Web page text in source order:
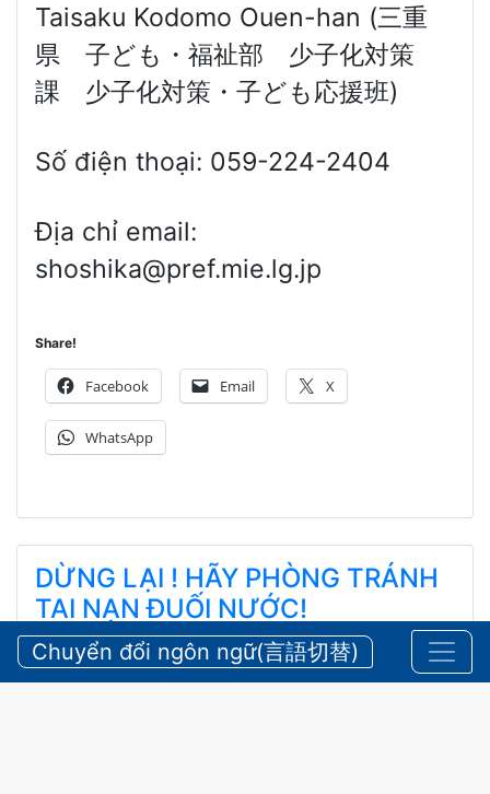
Taisaku Kodomo Ouen-han (三重
県 子ども・福祉部 少子化対策
課 少子化対策・子ども応援班)
Số điện thoại: 059-224-2404
Địa chỉ email:
shoshika@pref.mie.lg.jp
Share!
Facebook Email X
WhatsApp
DỪNG LẠI ! HÃY PHÒNG TRÁNH
TAI NẠN ĐUỐI NƯỚC!
ストップ！水難事故！ ！
5 Tháng 8, 2026 An Toàn,Thông báo
Chuyển đổi ngôn ngữ(言語切替)